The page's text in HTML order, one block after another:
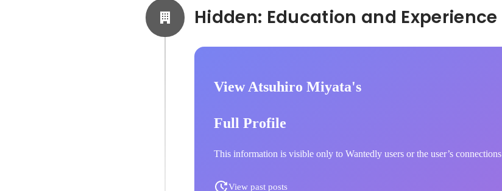
View Atsuhiro Miyata's
Full Profile
This information is visible only to Wantedly users or the user’s connections
View past posts